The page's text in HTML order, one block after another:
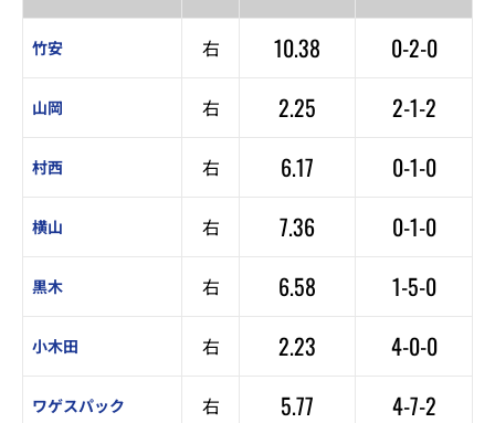
竹安 右 10.38 0-2-0
山岡 右 2.25 2-1-2
村西 右 6.17 0-1-0
横山 右 7.36 0-1-0
黒木 右 6.58 1-5-0
小木田 右 2.23 4-0-0
ワゲスパック 右 5.77 4-7-2